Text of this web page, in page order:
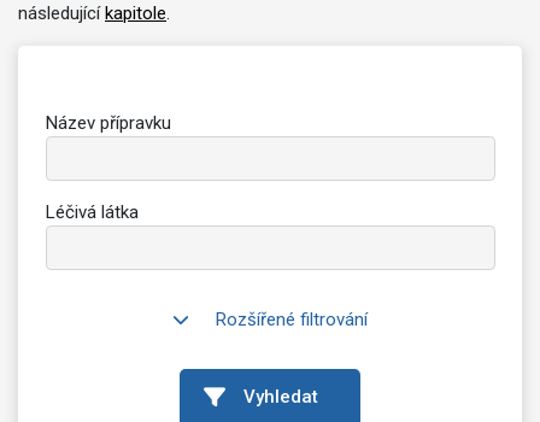
následujícíkapitole.
Název přípravku
Léčivá látka
Rozšířené filtrování
Vyhledat